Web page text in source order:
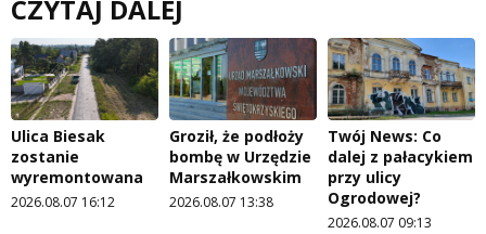
CZYTAJ DALEJ
Ulica Biesak
zostanie
wyremontowana
2026.08.07 16:12
Groził, że podłoży
bombę w Urzędzie
Marszałkowskim
2026.08.07 13:38
Twój News: Co
dalej z pałacykiem
przy ulicy
Ogrodowej?
2026.08.07 09:13